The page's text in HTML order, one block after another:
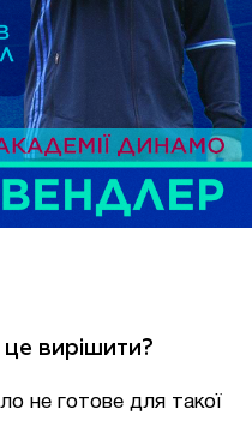
вирішити?
не готове для такої